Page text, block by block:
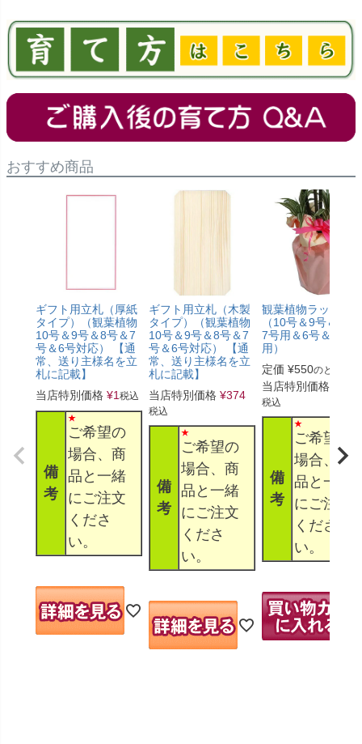
おすすめ商品
ギフト用立札（厚紙
タイプ）（観葉植物
10号＆9号＆8号＆7
号＆6号対応） 【通
常、送り主様名を立
札に記載】
当店特別価格 ¥1 税込
備
考
ご希望の
場合、商
品と一緒
にご注文
くださ
い。
ギフト用立札（木製
タイプ）（観葉植物
10号＆9号＆8号＆7
号＆6号対応） 【通
常、送り主様名を立
札に記載】
当店特別価格 ¥374
税込
備
考
ご希望の
場合、商
品と一緒
にご注文
くださ
い。
観葉植物ラッピン
（10号＆9号＆8号
7号用＆6号＆5号
用）
定価 ¥550のところ
当店特別価格
税込
備
考
ご希望の
場合、商
品と一緒
にご注文
くださ
い。